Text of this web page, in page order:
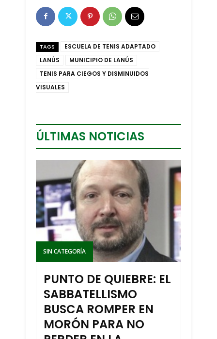
TAGS
ESCUELA DE TENIS ADAPTADO
LANÚS
MUNICIPIO DE LANÚS
TENIS PARA CIEGOS Y DISMINUIDOS
VISUALES
ÚLTIMAS NOTICIAS
SIN CATEGORÍA
PUNTO DE QUIEBRE: EL
SABBATELLISMO
BUSCA ROMPER EN
MORÓN PARA NO